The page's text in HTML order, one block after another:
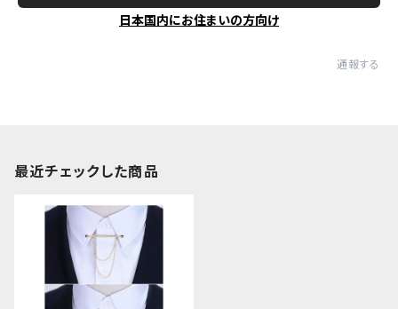
日本国内にお住まいの方向け
通報する
最近チェックした商品